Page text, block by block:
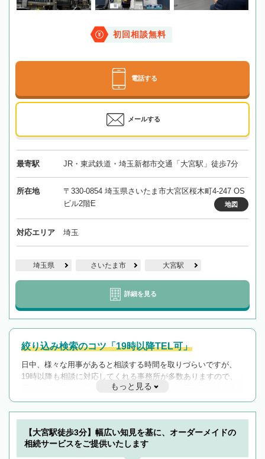
初回相談無料
電話する
メールする
最寄駅 JR・東武鉄道・埼玉新都市交通「大宮駅」徒歩7分
所在地
〒330-0854 埼玉県さいたま市大宮区桜木町4-247 OS
ビル2階E
地図
対応エリア 埼玉
埼玉県 さいたま市 大宮駅
詳細を見る
絞り込み検索のコツ「19時以降TEL可」
日中、様々な用事があると相談する時間を取りづらいですが、
19時以降も相談に対応してくれる事務所が多数ありますので、
遅い時間の相談が増えそうな場合はそのような事務所に絞り込
んで検索してみましょう。
19時以降TEL可の条件
を加えて再検索
もっと見る
【大宮駅徒歩3分】幅広い知見を基に、オーダーメイドの
相続サービスをご提供いたします